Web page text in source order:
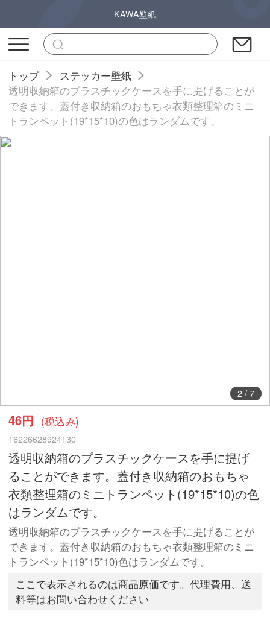
KAWA壁紙
トップ
ステッカー壁紙
透明収納箱のプラスチックケースを手に提げることが
できます。蓋付き収納箱のおもちゃ衣類整理箱のミニ
トランペット(19*15*10)の色はランダムです。
2/ 7
46円 (税込み)
16226628924130
透明収納箱のプラスチックケースを手に提げ
ることができます。蓋付き収納箱のおもちゃ
衣類整理箱のミニトランペット(19*15*10)の色
はランダムです。
透明収納箱のプラスチックケースを手に提げることが
できます。蓋付き収納箱のおもちゃ衣類整理箱のミニ
トランペット(19*15*10)色はランダムです。
ここで表示されるのは商品原価です。代理費用、送
料等はお問い合わせください